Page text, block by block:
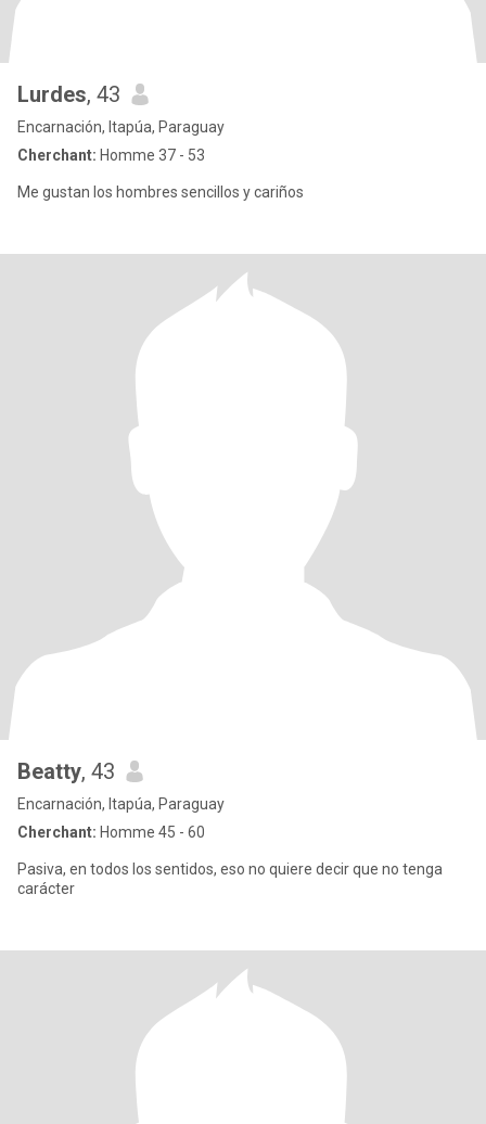
Lurdes, 43
Encarnación, Itapúa, Paraguay
Cherchant: Homme 37 - 53
Me gustan los hombres sencillos y cariños
Beatty, 43
Encarnación, Itapúa, Paraguay
Cherchant: Homme 45 - 60
Pasiva, en todos los sentidos, eso no quiere decir que no tenga
carácter